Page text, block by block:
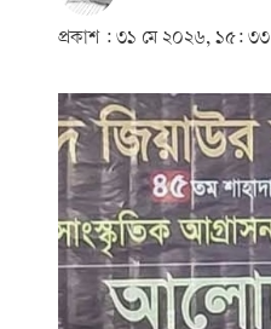
প্রকাশ : ৩১ মে ২০২৬, ১৫: ৩৩